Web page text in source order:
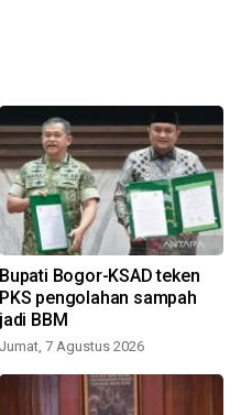
Bupati Bogor-KSAD teken
PKS pengolahan sampah
jadi BBM
Jumat, 7 Agustus 2026